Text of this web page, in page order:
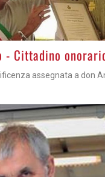
Cittadino
assegnata a don